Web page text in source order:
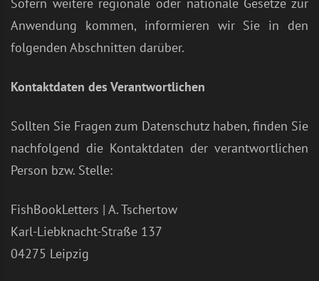
Sofern weitere regionale oder nationale Gesetze zur
Anwendung kommen, informieren wir Sie in den
folgenden Abschnitten darüber.
Kontaktdaten des Verantwortlichen
Sollten Sie Fragen zum Datenschutz haben, finden Sie
nachfolgend die Kontaktdaten der verantwortlichen
Person bzw. Stelle:
FishBookLetters | A. Tschertow
Karl-Liebknacht-Straße 137
04275 Leipzig